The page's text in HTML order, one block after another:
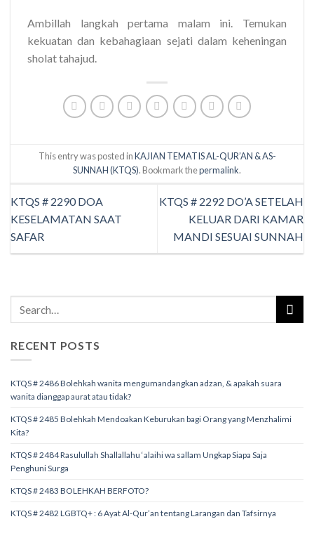
Ambillah langkah pertama malam ini. Temukan
kekuatan dan kebahagiaan sejati dalam keheningan
sholat tahajud.
This entry was posted inKAJIAN TEMATIS AL-QUR’AN & AS-
SUNNAH (KTQS). Bookmark thepermalink.
KTQS # 2290 DOA
KESELAMATAN SAAT
SAFAR
KTQS # 2292 DO’A SETELAH
KELUAR DARI KAMAR
MANDI SESUAI SUNNAH
RECENT POSTS
KTQS # 2486 Bolehkah wanita mengumandangkan adzan, & apakah suara
wanita dianggap aurat atau tidak?
KTQS # 2485 Bolehkah Mendoakan Keburukan bagi Orang yang Menzhalimi
Kita?
KTQS # 2484 Rasulullah Shallallahu ‘alaihi wa sallam Ungkap Siapa Saja
Penghuni Surga
KTQS # 2483 BOLEHKAH BERFOTO?
KTQS # 2482 LGBTQ+ : 6 Ayat Al-Qur’an tentang Larangan dan Tafsirnya